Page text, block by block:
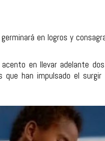
en logros y
en llevar adelante
que han impulsado el